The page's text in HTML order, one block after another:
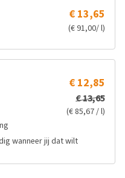
€ 13,65
(€ 91,00/ l)
€ 12,85
€ 13,65
(€ 85,67 / l)
wanneer jij dat wilt